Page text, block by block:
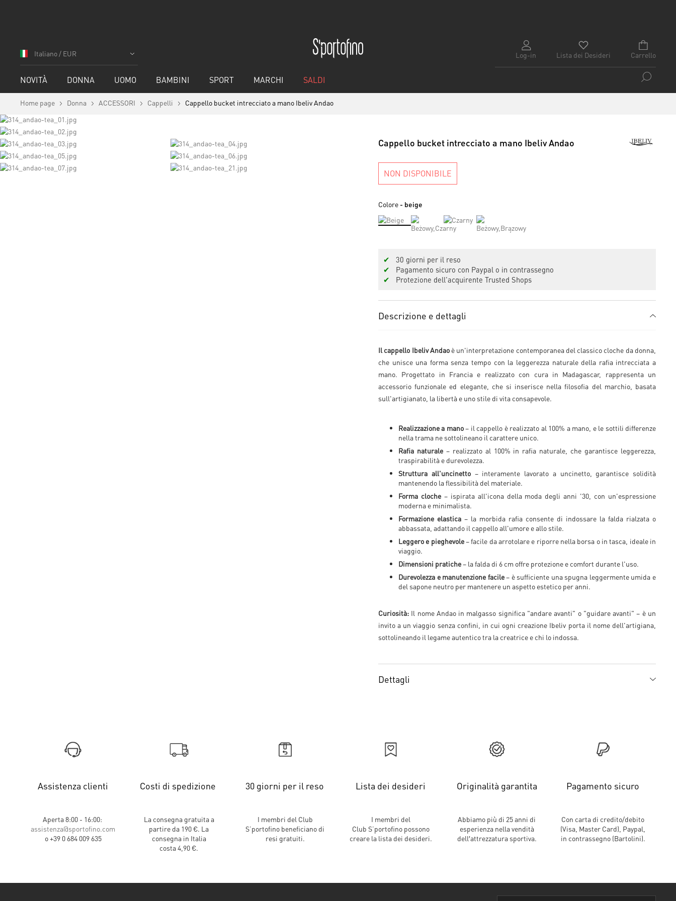
Log-in Carrello
Lista dei Desideri
Italiano / EUR
NOVITÀ DONNA UOMO BAMBINI SPORT MARCHI SALDI
Home page Donna ACCESSORI Cappelli
Cappello bucket intrecciato a mano Ibeliv Andao
Vai
alla
fine
della
galleria
di
Cappello bucket intrecciato a mano Ibeliv Andao
NON DISPONIBILE
Colore - beige
✔
30 giorni per il reso
✔
Pagamento sicuro con Paypal o in contrassegno
✔
Protezione dell'acquirente Trusted Shops
Descrizione e dettagli
Il cappello Ibeliv Andaoè un'interpretazione contemporanea del classico cloche da donna,
che unisce una forma senza tempo con la leggerezza naturale della rafia intrecciata a
mano. Progettato in Francia e realizzato con cura in Madagascar, rappresenta un
accessorio funzionale ed elegante, che si inserisce nella filosofia del marchio, basata
sull'artigianato, la libertà e uno stile di vita consapevole.
Realizzazione a mano– il cappello è realizzato al 100% a mano, e le sottili differenze
nella trama ne sottolineano il carattere unico.
Rafia naturale– realizzato al 100% in rafia naturale, che garantisce leggerezza,
traspirabilità e durevolezza.
Struttura all'uncinetto– interamente lavorato a uncinetto, garantisce solidità
mantenendo la flessibilità del materiale.
Forma cloche– ispirata all'icona della moda degli anni '30, con un'espressione
moderna e minimalista.
Formazione elastica – la morbida rafia consente di indossare la falda rialzata o
abbassata, adattando il cappello all'umore e allo stile.
Leggero e pieghevole– facile da arrotolare e riporre nella borsa o in tasca, ideale in
viaggio.
Dimensioni pratiche– la falda di 6 cm offre protezione e comfort durante l'uso.
Durevolezza e manutenzione facile– è sufficiente una spugna leggermente umida e
del sapone neutro per mantenere un aspetto estetico per anni.
Curiosità: Il nome Andao in malgasso significa "andare avanti" o "guidare avanti" – è un
invito a un viaggio senza confini, in cui ogni creazione Ibeliv porta il nome dell'artigiana,
sottolineando il legame autentico tra la creatrice e chi lo indossa.
Dettagli
Assistenza clienti
Aperta 8:00 - 16:00:
assistenza@sportofino.com
o +39 0 684 009 635
Costi di spedizione
La consegna gratuita a
partire da 190 €. La
consegna in Italia
costa 4,90 €.
30 giorni per il reso
I membri del Club
S’portofino beneficiano di
resi gratuiti.
Lista dei desideri
I membri del
Club S’portofino possono
creare la lista dei desideri.
Originalità garantita
Abbiamo più di 25 anni di
esperienza nella vendità
dell′attrezzatura sportiva.
Pagamento sicuro
Con carta di credito/debito
(Visa, Master Card), Paypal,
in contrassegno (Bartolini).